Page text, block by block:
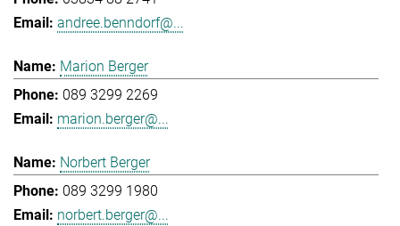
andree.benndorf@...
Marion Berger
089 3299 2269
marion.berger@...
Norbert Berger
089 3299 1980
norbert.berger@...